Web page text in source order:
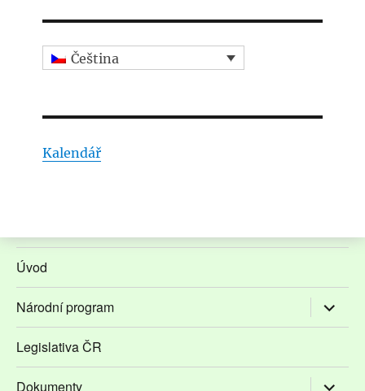
Čeština
Kalendář
Úvod
Národní program Zobrazit
položky
Legislativa ČR
Dokumenty Zobrazit